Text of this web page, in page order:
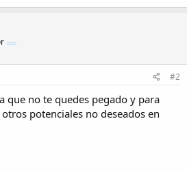
#2
que no te quedes pegado y para
potenciales no deseados en